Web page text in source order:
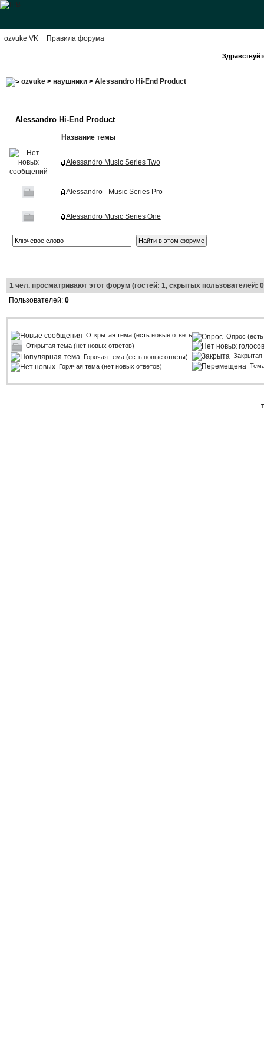
ozvuke VK Правила форума
ozvuke> наушники> Alessandro Hi-End Product
Alessandro Hi-End Product
Название темы
Alessandro Music Series Two
Alessandro - Music Series Pro
Alessandro Music Series One
1чел. просматривают этот форум (гостей: 1, скрытых пользователей:
Пользователей: 0
Открытая тема (есть новые ответы)
Открытая тема (нет новых ответов)
Горячая тема (есть новые ответы)
Горячая тема (нет новых ответов)
Опрос
Закрытая